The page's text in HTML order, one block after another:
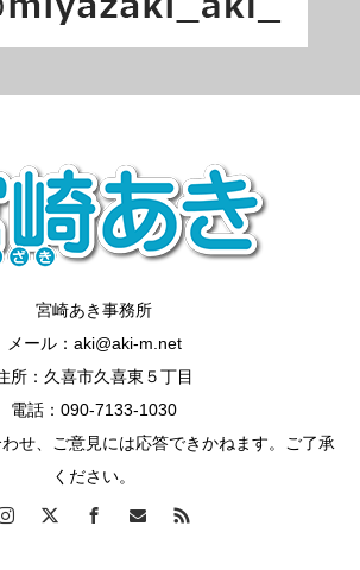
宮崎あき事務所
メール：aki@aki-m.net
所：久喜市久喜東５丁目
電話：090-7133-1030
せ、ご意見には応答できかねます。ご了承
ください。